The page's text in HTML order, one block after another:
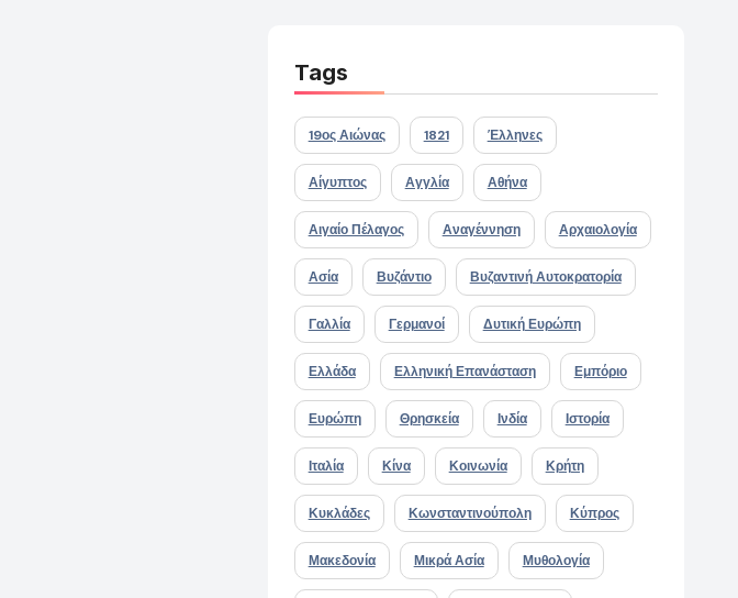
Tags
19ος Αιώνας 1821 Έλληνες
Αίγυπτος Αγγλία Αθήνα
Αιγαίο Πέλαγος Αναγέννηση Αρχαιολογία
Ασία Βυζάντιο Βυζαντινή Αυτοκρατορία
Γαλλία Γερμανοί Δυτική Ευρώπη
Ελλάδα Ελληνική Επανάσταση Εμπόριο
Ευρώπη Θρησκεία Ινδία Ιστορία
Ιταλία Κίνα Κοινωνία Κρήτη
Κυκλάδες Κωνσταντινούπολη Κύπρος
Μακεδονία Μικρά Ασία Μυθολογία